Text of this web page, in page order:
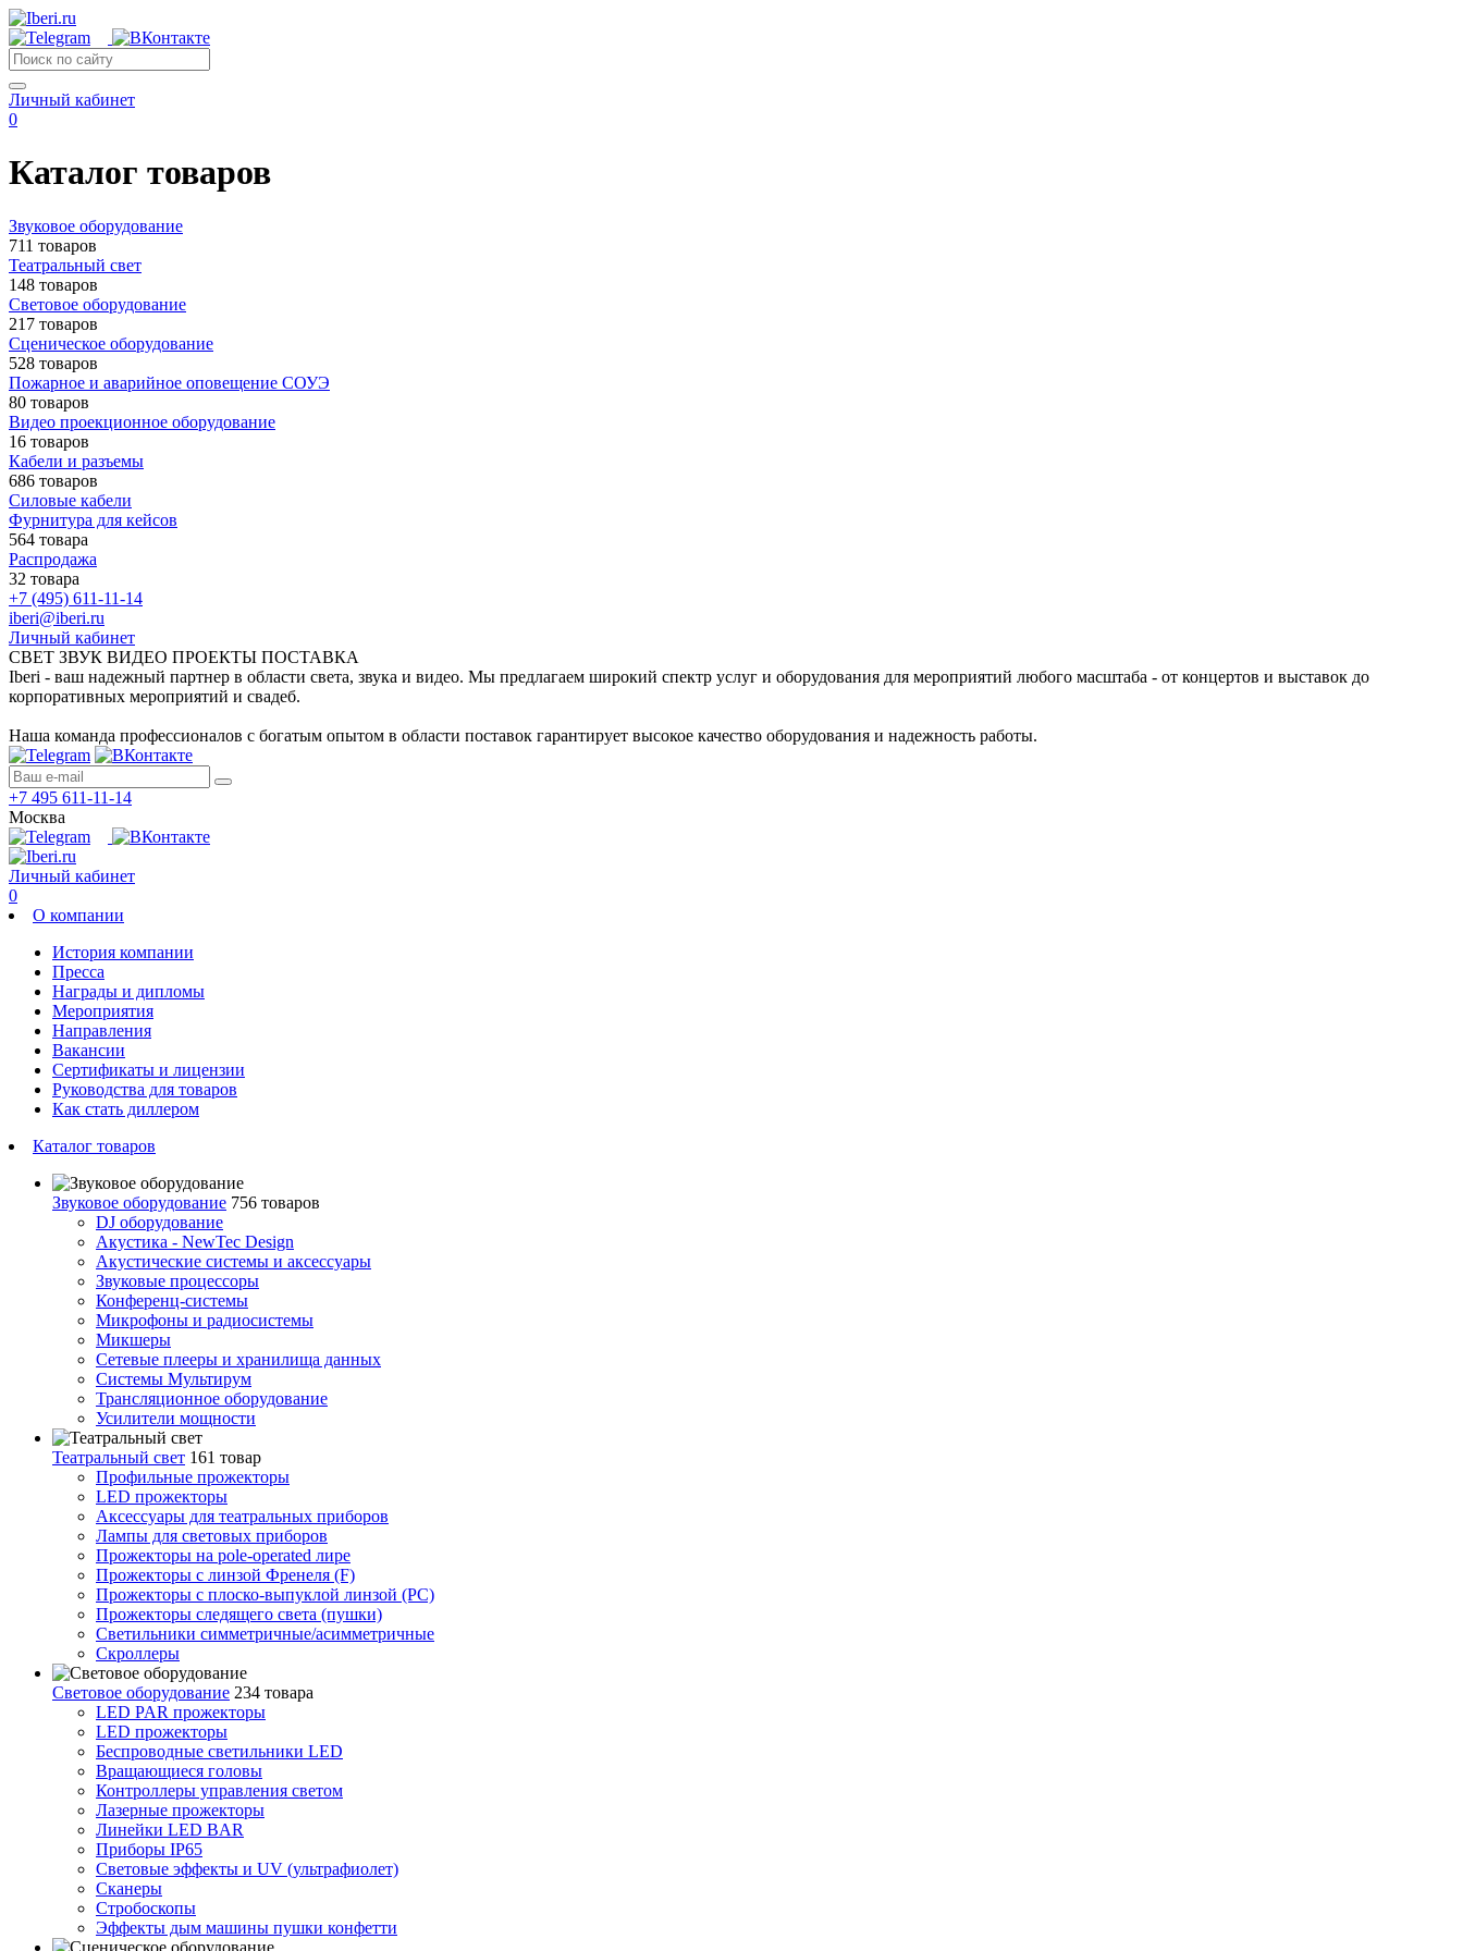
Личный кабинет
0
Каталог товаров
Звуковое оборудование
711 товаров
Театральный свет
148 товаров
Световое оборудование
217 товаров
Сценическое оборудование
528 товаров
Пожарное и аварийное оповещение СОУЭ
80 товаров
Видео проекционное оборудование
16 товаров
Кабели и разъемы
686 товаров
Силовые кабели
Фурнитура для кейсов
564 товара
Распродажа
32 товара
+7 (495) 611-11-14
iberi@iberi.ru
Личный кабинет
СВЕТ ЗВУК ВИДЕО ПРОЕКТЫ ПОСТАВКА
Iberi - ваш надежный партнер в области света, звука и видео. Мы предлагаем широкий спектр услуг и оборудования для мероприятий любого масштаба - от концертов и выставок до
корпоративных мероприятий и свадеб.
Наша команда профессионалов с богатым опытом в области поставок гарантирует высокое качество оборудования и надежность работы.
+7 495 611-11-14
Москва
Личный кабинет
0
О компании
История компании
Пресса
Награды и дипломы
Мероприятия
Направления
Вакансии
Сертификаты и лицензии
Руководства для товаров
Как стать диллером
Каталог товаров
Звуковое оборудование 756 товаров
DJ оборудование
Акустика - NewTec Design
Акустические системы и аксессуары
Звуковые процессоры
Конференц-системы
Микрофоны и радиосистемы
Микшеры
Сетевые плееры и хранилища данных
Системы Мультирум
Трансляционное оборудование
Усилители мощности
Театральный свет 161 товар
Профильные прожекторы
LED прожекторы
Аксессуары для театральных приборов
Лампы для световых приборов
Прожекторы на pole-operated лире
Прожекторы с линзой Френеля (F)
Прожекторы с плоско-выпуклой линзой (PC)
Прожекторы следящего света (пушки)
Светильники симметричные/асимметричные
Скроллеры
Световое оборудование 234 товара
LED PAR прожекторы
LED прожекторы
Беспроводные светильники LED
Вращающиеся головы
Контроллеры управления светом
Лазерные прожекторы
Линейки LED BAR
Приборы IP65
Световые эффекты и UV (ультрафиолет)
Сканеры
Стробоскопы
Эффекты дым машины пушки конфетти